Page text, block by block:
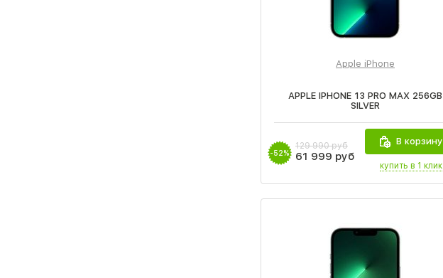
Apple iPhone
APPLE IPHONE 13 PRO MAX 256GB
SILVER
-52%
129 990 руб
61 999 руб
В корзину
купить в 1 клик